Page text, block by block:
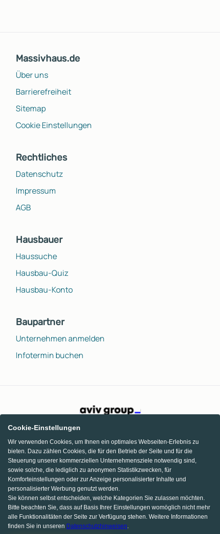
Massivhaus.de
Über uns
Barrierefreiheit
Sitemap
Cookie Einstellungen
Rechtliches
Datenschutz
Impressum
AGB
Hausbauer
Haussuche
Hausbau-Quiz
Hausbau-Konto
Baupartner
Unternehmen anmelden
Infotermin buchen
Cookie-Einstellungen
Wir verwenden Cookies, um Ihnen ein optimales Webseiten-Erlebnis zu
bieten. Dazu zählen Cookies, die für den Betrieb der Seite und für die
Steuerung unserer kommerziellen Unternehmensziele notwendig sind,
sowie solche, die lediglich zu anonymen Statistikzwecken, für
Komforteinstellungen oder zur Anzeige personalisierter Inhalte und
personalisierter Werbung genutzt werden.
Sie können selbst entscheiden, welche Kategorien Sie zulassen möchten.
Bitte beachten Sie, dass auf Basis Ihrer Einstellungen womöglich nicht mehr
alle Funktionalitäten der Seite zur Verfügung stehen. Weitere Informationen
finden Sie in unseren Datenschutzhinweisen.